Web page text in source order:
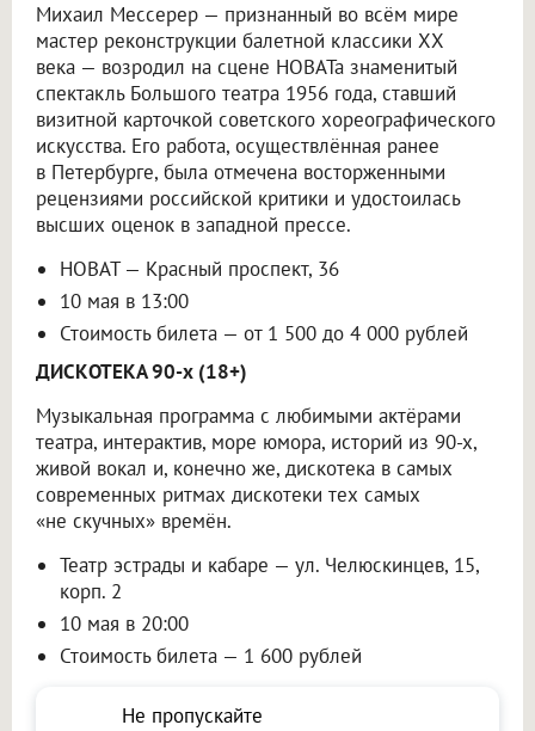
Михаил Мессерер — признанный во всём мире
мастер реконструкции балетной классики ХХ
века — возродил на сцене НОВАТа знаменитый
спектакль Большого театра 1956 года, ставший
визитной карточкой советского хореографического
искусства. Его работа, осуществлённая ранее
в Петербурге, была отмечена восторженными
рецензиями российской критики и удостоилась
высших оценок в западной прессе.
НОВАТ — Красный проспект, 36
10 мая в 13:00
Стоимость билета — от 1 500 до 4 000 рублей
ДИСКОТЕКА 90-х (18+)
Музыкальная программа с любимыми актёрами
театра, интерактив, море юмора, историй из 90-х,
живой вокал и, конечно же, дискотека в самых
современных ритмах дискотеки тех самых
«не скучных» времён.
Театр эстрады и кабаре — ул. Челюскинцев, 15,
корп. 2
10 мая в 20:00
Стоимость билета — 1 600 рублей
Не пропускайте